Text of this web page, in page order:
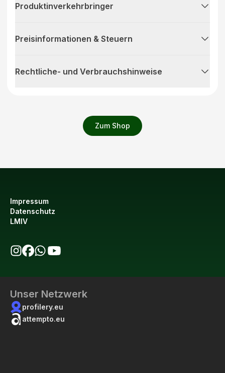
Zum Shop
Produktinverkehrbringer
Preisinformationen & Steuern
Rechtliche- und Verbrauchshinweise
Impressum
Datenschutz
LMIV
Unser Netzwerk
profilery.eu
attempto.eu